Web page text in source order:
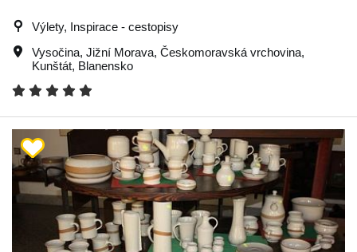
Výlety, Inspirace - cestopisy
Vysočina, Jižní Morava, Českomoravská vrchovina,
Kunštát, Blanensko